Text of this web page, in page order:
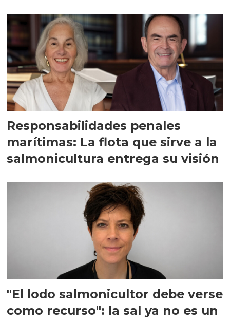
Responsabilidades penales
marítimas: La flota que sirve a la
salmonicultura entrega su visión
"El lodo salmonicultor debe verse
como recurso": la sal ya no es un